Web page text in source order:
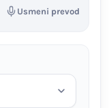
Usmeni prevod